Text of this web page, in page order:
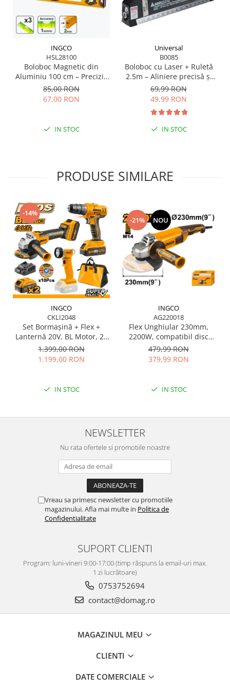
Scule pentru grădină
Suflantă frunze
Suporturi laptop
Tirbușoane și deschizătoare de
Trafalet
INGCO
HSL28100
Boloboc Magnetic din
Aluminiu 100 cm – Precizie
și Durabilitate pentru
Profesioniști
85,00 RON
67,00 RON
IN STOC
Universal
B0085
Boloboc cu Laser + Ruletă
2.5m – Aliniere precisă și
măsurători rapide
69,99 RON
49,99 RON
IN STOC
PRODUSE SIMILARE
-14%
INGCO
CKLI2048
Set Bormașină + Flex +
Lanternă 20V, BL Motor, 2x
Acumulator 4Ah –
Performanță și Fiabilitate
1.399,00 RON
1.199,00 RON
IN STOC
-21% NOU
INGCO
AG220018
Flex Unghiular 230mm,
2200W, compatibil disc
115–230mm, filet M14
479,99 RON
379,99 RON
IN STOC
NEWSLETTER
Nu rata ofertele si promotiile noastre
Vreau sa primesc newsletter cu promotiile
magazinului. Afla mai multe in Politica de
Confidentialitate
SUPORT CLIENTI
Program: luni-vineri 9:00-17:00 (timp răspuns la email-uri max.
1 zi lucrătoare)
0753752694
contact@domag.ro
MAGAZINUL MEU
CLIENTI
DATE COMERCIALE